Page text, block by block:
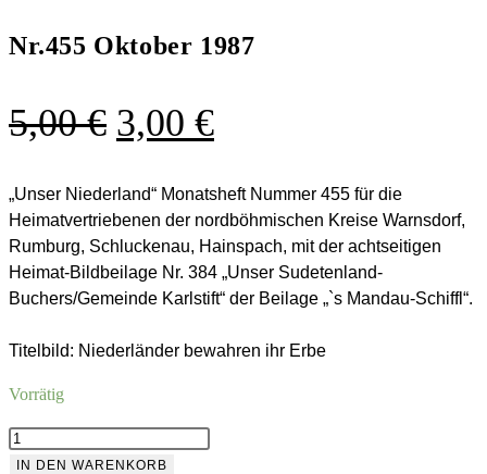
Nr.455 Oktober 1987
5,00€ Ursprünglicher
war:
5,00 €
3,00 €Aktueller
ist:
3,00 €.
„Unser Niederland“ Monatsheft Nummer 455 für die
Heimatvertriebenen der nordböhmischen Kreise Warnsdorf,
Rumburg, Schluckenau, Hainspach, mit der achtseitigen
Heimat-Bildbeilage Nr. 384 „Unser Sudetenland-
Buchers/Gemeinde Karlstift“ der Beilage „`s Mandau-Schiffl“.
Titelbild: Niederländer bewahren ihr Erbe
Vorrätig
Nr.455
Oktober
IN DEN WARENKORB